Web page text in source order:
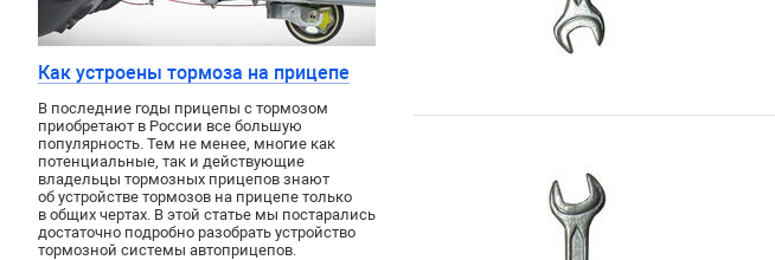
Как устроены тормоза на прицепе
В последние годы прицепы с тормозом
приобретают в России все большую
популярность. Тем не менее, многие как
потенциальные, так и действующие
владельцы тормозных прицепов знают
об устройстве тормозов на прицепе только
в общих чертах. В этой статье мы постарались
достаточно подробно разобрать устройство
тормозной системы автоприцепов.